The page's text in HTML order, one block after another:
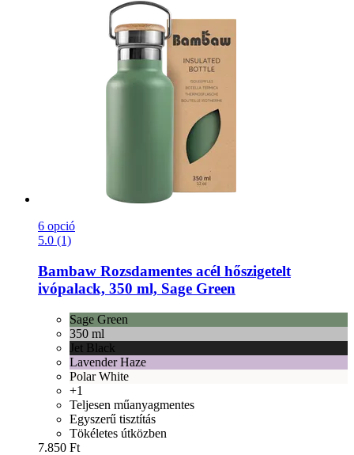
6 opció
5.0 (1)
Bambaw Rozsdamentes acél hőszigetelt
ivópalack, 350 ml, Sage Green
Sage Green
350 ml
Jet Black
Lavender Haze
Polar White
+1
Teljesen műanyagmentes
Egyszerű tisztítás
Tökéletes útközben
7.850 Ft